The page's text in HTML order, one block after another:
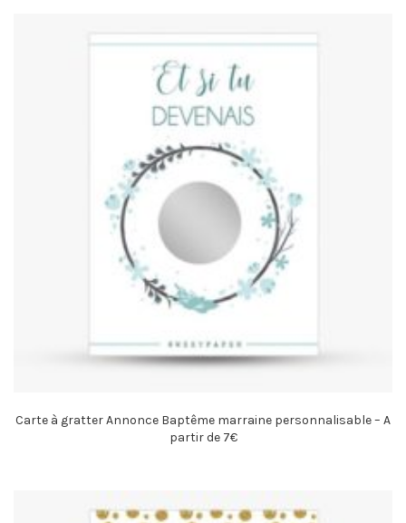
Carte à gratter Annonce Baptême marraine personnalisable – A
partir de 7€